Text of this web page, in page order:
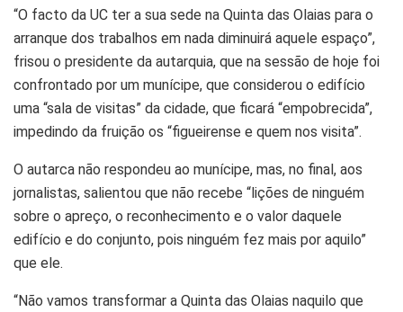
“O facto da UC ter a sua sede na Quinta das Olaias para o
arranque dos trabalhos em nada diminuirá aquele espaço”,
frisou o presidente da autarquia, que na sessão de hoje foi
confrontado por um munícipe, que considerou o edifício
uma “sala de visitas” da cidade, que ficará “empobrecida”,
impedindo da fruição os “figueirense e quem nos visita”.
O autarca não respondeu ao munícipe, mas, no final, aos
jornalistas, salientou que não recebe “lições de ninguém
sobre o apreço, o reconhecimento e o valor daquele
edifício e do conjunto, pois ninguém fez mais por aquilo”
que ele.
“Não vamos transformar a Quinta das Olaias naquilo que